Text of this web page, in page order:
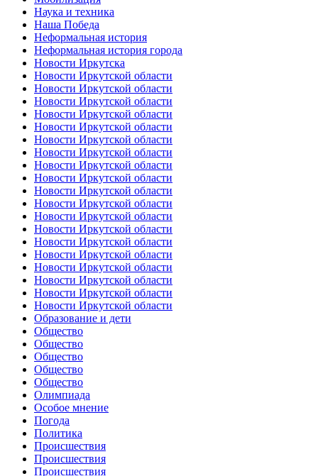
Наука и техника
Наша Победа
Неформальная история
Неформальная история города
Новости Иркутска
Новости Иркутской области
Новости Иркутской области
Новости Иркутской области
Новости Иркутской области
Новости Иркутской области
Новости Иркутской области
Новости Иркутской области
Новости Иркутской области
Новости Иркутской области
Новости Иркутской области
Новости Иркутской области
Новости Иркутской области
Новости Иркутской области
Новости Иркутской области
Новости Иркутской области
Новости Иркутской области
Новости Иркутской области
Новости Иркутской области
Новости Иркутской области
Образование и дети
Общество
Общество
Общество
Общество
Общество
Олимпиада
Особое мнение
Погода
Политика
Происшествия
Происшествия
Происшествия